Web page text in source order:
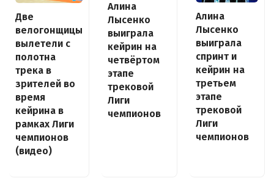
Две
велогонщицы
вылетели с
полотна
трека в
зрителей во
время
кейрина в
рамках Лиги
чемпионов
(видео)
Алина
Лысенко
выиграла
кейрин на
четвёртом
этапе
трековой
Лиги
чемпионов
Алина
Лысенко
выиграла
спринт и
кейрин на
третьем
этапе
трековой
Лиги
чемпионов